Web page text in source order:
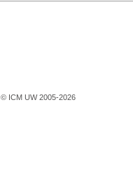
© ICM UW 2005-2026